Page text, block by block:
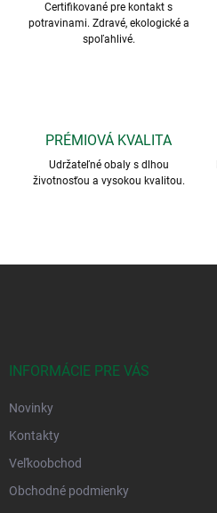
Certifikované pre kontakt s
potravinami. Zdravé, ekologické a
spoľahlivé.
PRÉMIOVÁ KVALITA
Udržateľné obaly s dlhou
životnosťou a vysokou kvalitou.
INFORMÁCIE PRE VÁS
Novinky
Kontakty
Veľkoobchod
Obchodné podmienky